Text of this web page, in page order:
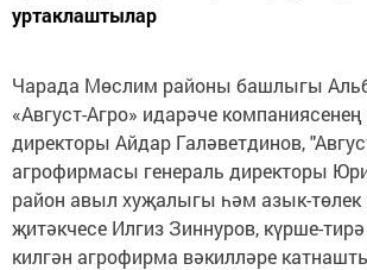
уртаклаштылар
Чарада Мөслим районы башлыгы
«Август-Агро» идарәче компаниясенең
директоры Айдар Галәветдинов,
агрофирмасы генераль директоры
район авыл хуҗалыгы һәм азык-төлек
җитәкчесе Илгиз Зиннуров, күрше-
килгән агрофирма вәкилләре